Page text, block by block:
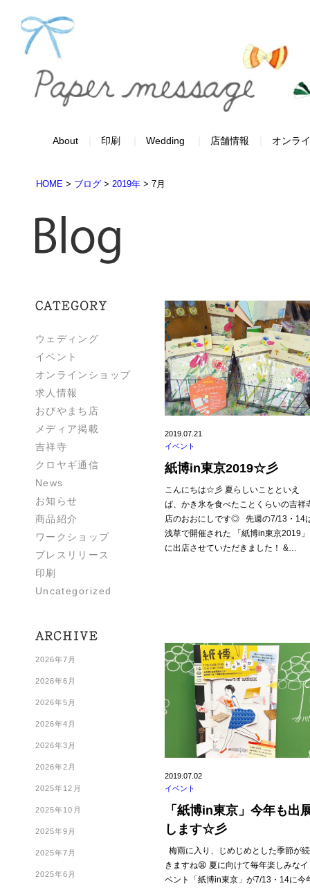
About 印刷 Wedding 店舗情報 オンラ
HOME > ブログ > 2019年 > 7月
ウェディング
イベント
オンラインショップ
求人情報
おびやまち店
メディア掲載
吉祥寺
クロヤギ通信
News
お知らせ
商品紹介
ワークショップ
プレスリリース
印刷
Uncategorized
2026年7月
2026年6月
2026年5月
2026年4月
2026年3月
2026年2月
2025年12月
2025年10月
2025年9月
2025年7月
2025年6月
2019.07.21
イベント
紙博in東京2019☆彡
こんにちは☆彡 夏らしいことといえ
ば、かき氷を食べたことくらいの吉祥
店のおおにしです◎ 先週の7/13・14
浅草で開催された 「紙博in東京2019」
に出店させていただきました！ &…
2019.07.02
イベント
「紙博in東京」今年も出
します☆彡
梅雨に入り、じめじめとした季節が続
きますね😫 夏に向けて毎年楽しみなイ
ベント「紙博in東京」が7/13・14に今